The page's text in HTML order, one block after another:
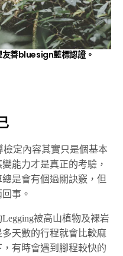
善bluesign藍標認證。
定內容其實只是個基本
能力才是真正的考驗，
是會有個過關訣竅，但
事。
被高山植物及裸岩
天數的行程就會比較麻
有時會遇到腳程較快的